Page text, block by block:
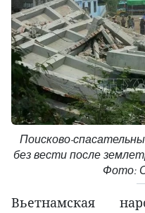
Поисково-
без вести после
Фото:
Вьетнамская